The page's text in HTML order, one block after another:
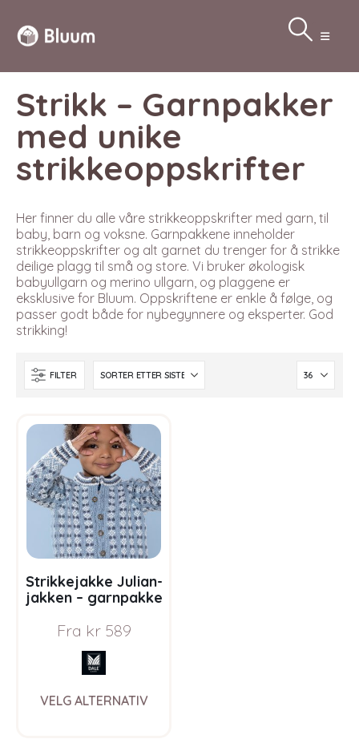
Strikk – Garnpakker
med unike
strikkeoppskrifter
Her finner du alle våre strikkeoppskrifter med garn, til
baby, barn og voksne. Garnpakkene inneholder
strikkeoppskrifter og alt garnet du trenger for å strikke
deilige plagg til små og store. Vi bruker økologisk
babyullgarn og merino ullgarn, og plaggene er
eksklusive for Bluum. Oppskriftene er enkle å følge, og
passer godt både for nybegynnere og eksperter. God
strikking!
FILTER
Strikkejakke Julian-
jakken – garnpakke
Baby Wool
Fra kr589
VELG ALTERNATIV